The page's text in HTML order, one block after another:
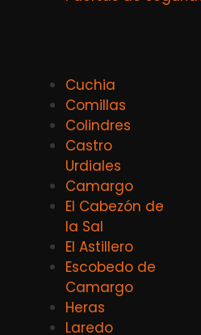
Cuchia
Comillas
Colindres
Castro
Urdiales
Camargo
El Cabezón de
la Sal
El Astillero
Escobedo de
Camargo
Heras
Laredo